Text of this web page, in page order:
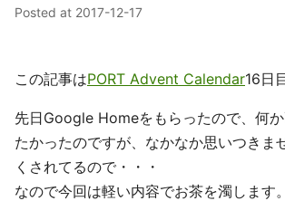
Posted at 2017-12-17
この記事はPORT Advent Calendar16日
先日Google Homeをもらったので、何
たかったのですが、なかなか思いつきま
くされてるので・・・
なので今回は軽い内容でお茶を濁します。